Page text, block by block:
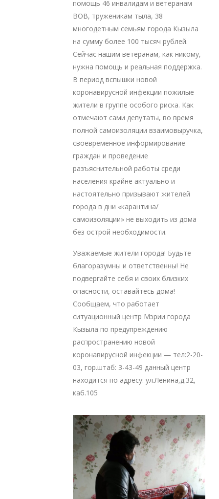
помощь 46 инвалидам и ветеранам
ВОВ, труженикам тыла, 38
многодетным семьям города Кызыла
на сумму более 100 тысяч рублей.
Сейчас нашим ветеранам, как никому,
нужна помощь и реальная поддержка.
В период вспышки новой
коронавирусной инфекции пожилые
жители в группе особого риска. Как
отмечают сами депутаты, во время
полной самоизоляции взаимовыручка,
своевременное информирование
граждан и проведение
разъяснительной работы среди
населения крайне актуально и
настоятельно призывают жителей
города в дни «карантина/
самоизоляции» не выходить из дома
без острой необходимости.
Уважаемые жители города! Будьте
благоразумны и ответственны! Не
подвергайте себя и своих близких
опасности, оставайтесь дома!
Сообщаем, что работает
ситуационный центр Мэрии города
Кызыла по предупреждению
распространению новой
коронавирусной инфекции — тел:2-20-
03, гор.штаб: 3-43-49 данный центр
находится по адресу: ул.Ленина,д.32,
каб.105